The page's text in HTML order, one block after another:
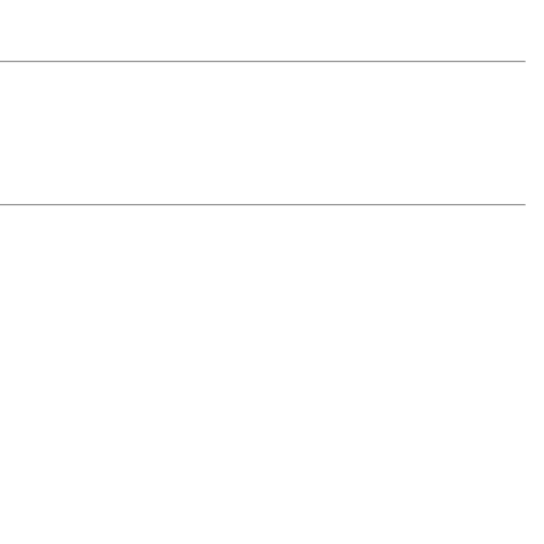
Vipps, Klarna och Google Pay.
debiteras kortet/fakturan.